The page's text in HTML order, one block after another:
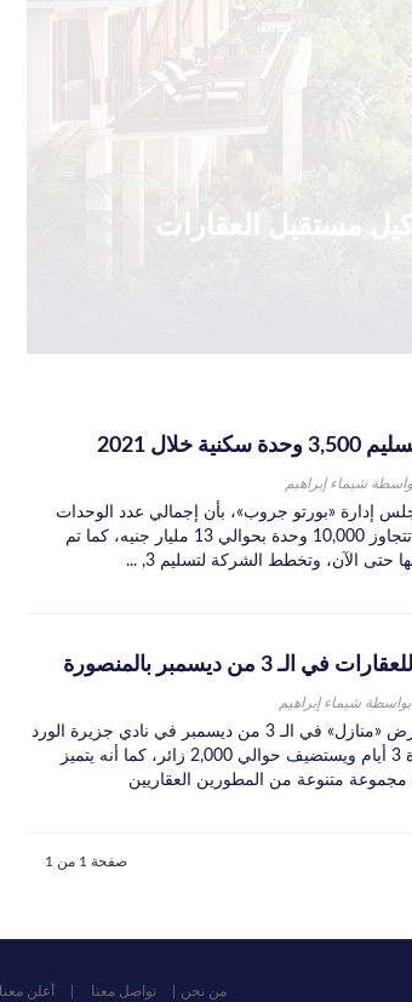
مستقبل العقارات
2021
شيماء إبراهيم
إدارة «بورتو جروب»، بأن إجمالي عدد الوحدات
التي تم بيعها للعملاء حتى الآن تتجاوز 10,000 وحدة بحوالي 13 مليار جنيه، كما تم
3 من ديسمبر بالمنصورة
بواسطة شيماء إبراهيم
انطلقت النسخة الثانية من معرض «منازل» في الـ 3 من ديسمبر في نادي جزيرة الورد
بالمنصورة، وسوف يستمر لمدة 3 أيام ويستضيف حوالي 2,000 زائر، كما أنه يتميز
متنوعة من المطورين العقاريين
صفحة 1 من 1
من نحن تواصل معنا أعلن معنا